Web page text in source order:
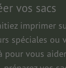
vos sacs
imprimer
spéciales ou
pour vous